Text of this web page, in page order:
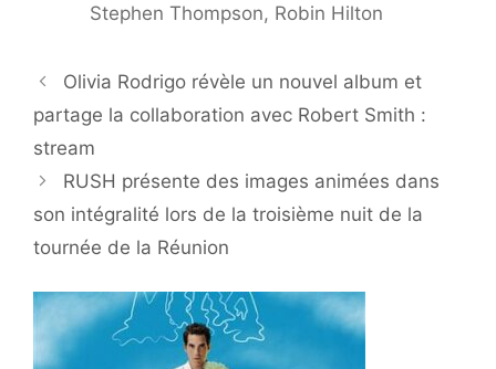
Stephen Thompson, Robin Hilton
Olivia Rodrigo révèle un nouvel album et
partage la collaboration avec Robert Smith :
stream
RUSH présente des images animées dans
son intégralité lors de la troisième nuit de la
tournée de la Réunion